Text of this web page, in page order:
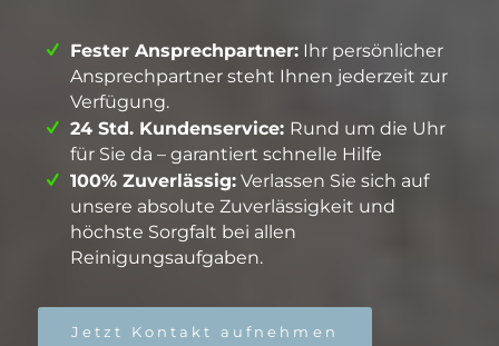
Fester Ansprechpartner: Ihr persönlicher
Ansprechpartner steht Ihnen jederzeit zur
Verfügung.
24 Std. Kundenservice: Rund um die Uhr
für Sie da – garantiert schnelle Hilfe
100% Zuverlässig: Verlassen Sie sich auf
unsere absolute Zuverlässigkeit und
höchste Sorgfalt bei allen
Reinigungsaufgaben.
Jetzt Kontakt aufnehmen